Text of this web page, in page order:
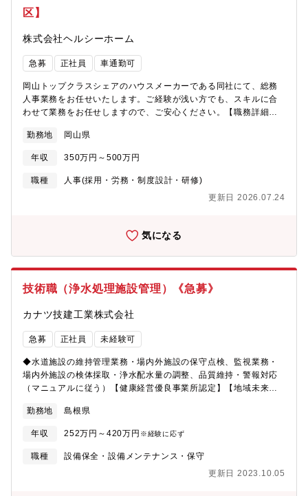
区】
株式会社ヘルシーホーム
急募 正社員 車通勤可
岡山トップクラスシェアのハウスメーカーである同社にて、総務
人事業務をお任せいたします。ご経験が浅い方でも、スキルに合
わせて業務をお任せしますので、ご安心ください。【職務詳細】■
成 ■社内行事運営 ■備品管理 ■その他管理部門のサポート な
ど ※上記業務の中から適性、経験を鑑みて最適な業務をお任せし
たいと 考えております。未経験業務につきましても研修や、先輩
社員がつき、指導いたしますので安心してご応募ください。
勤務地 岡山県
年収 350万円～500万円
職種
人事(採用・労務・制度設計・研修)
更新日 2026.07.24
気になる
技術職（浄水処理施設管理）《急募》
カナツ技建工業株式会社
急募 正社員 未経験可
◆水道施設の維持管理業務・場内外施設の保守点検、監視業務・
場内外施設の検体採取・浄水配水量の調整、品質維持・警報対応
（マニュアルに従う）【健康経営優良事業所認定】【地域未来牽
とは若者の採用・育成に積極的で、若者が働きやすい企業として
国が定める基準をクリアした企業です。
勤務地 島根県
年収 252万円～420万円 ※経験に応ず
職種
設備保全・設備メンテナンス・保守
更新日 2023.10.05